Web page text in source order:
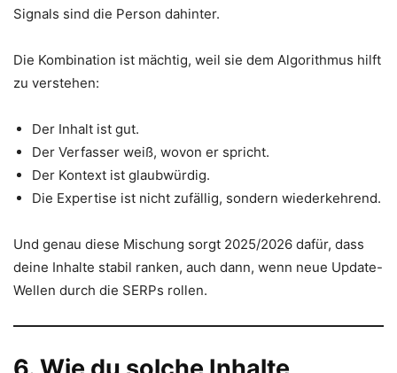
Signals sind die Person dahinter.
Die Kombination ist mächtig, weil sie dem Algorithmus hilft
zu verstehen:
Der Inhalt ist gut.
Der Verfasser weiß, wovon er spricht.
Der Kontext ist glaubwürdig.
Die Expertise ist nicht zufällig, sondern wiederkehrend.
Und genau diese Mischung sorgt 2025/2026 dafür, dass
deine Inhalte stabil ranken, auch dann, wenn neue Update-
Wellen durch die SERPs rollen.